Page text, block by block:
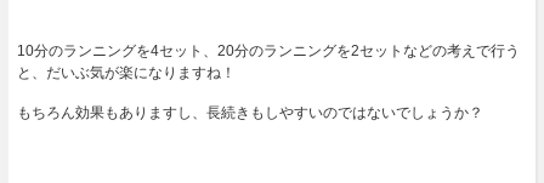
10分のランニングを4セット、20分のランニングを2セットなどの考えで行う
と、だいぶ気が楽になりますね！
もちろん効果もありますし、長続きもしやすいのではないでしょうか？